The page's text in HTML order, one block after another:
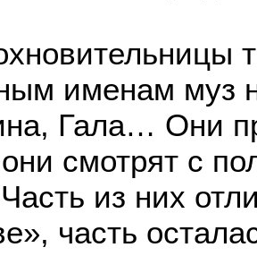
именам муз
Гала… Они
смотрят с
из них
часть